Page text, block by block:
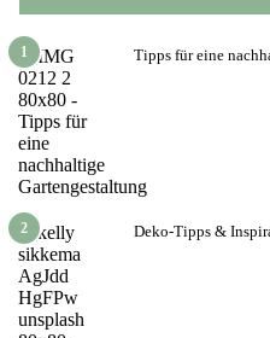
1 Tipps für eine
2 Deko-Tipps &